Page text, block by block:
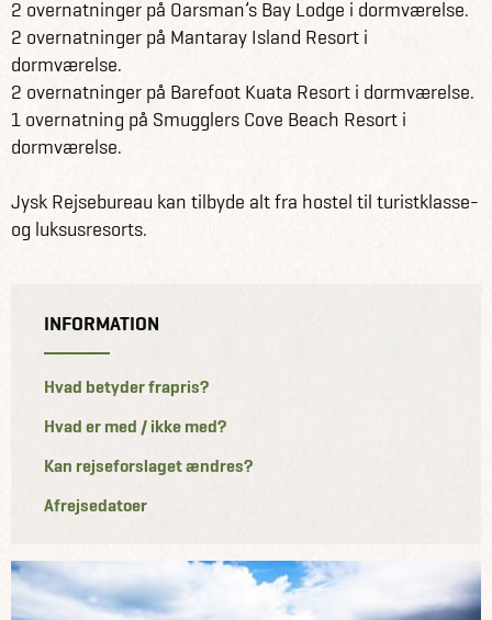
2 overnatninger på Oarsman’s Bay Lodge i dormværelse.
2 overnatninger på Mantaray Island Resort i
dormværelse.
2 overnatninger på Barefoot Kuata Resort i dormværelse.
1 overnatning på Smugglers Cove Beach Resort i
dormværelse.
Jysk Rejsebureau kan tilbyde alt fra hostel til turistklasse-
og luksusresorts.
INFORMATION
Hvad betyder frapris?
Hvad er med / ikke med?
Kan rejseforslaget ændres?
Afrejsedatoer